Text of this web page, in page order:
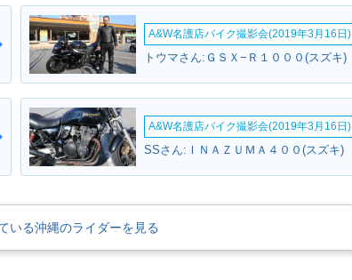
A&W名護店バイク撮影会(2019年3月16日)
トウマさん:ＧＳＸ−Ｒ１０００(スズキ)
A&W名護店バイク撮影会(2019年3月16日)
SSさん:ＩＮＡＺＵＭＡ４００(スズキ)
いる沖縄のライダーを見る